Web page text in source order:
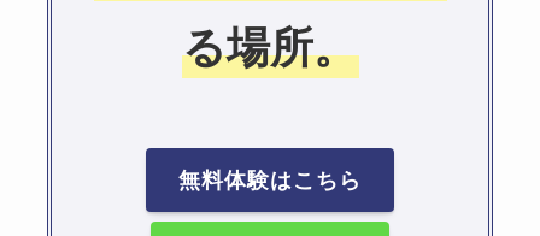
る場所。
無料体験はこちら